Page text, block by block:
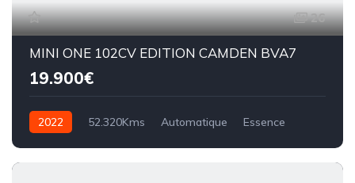
26
MINI ONE 102CV EDITION CAMDEN BVA7
19.900€
2022 52.320Kms Automatique
Essence